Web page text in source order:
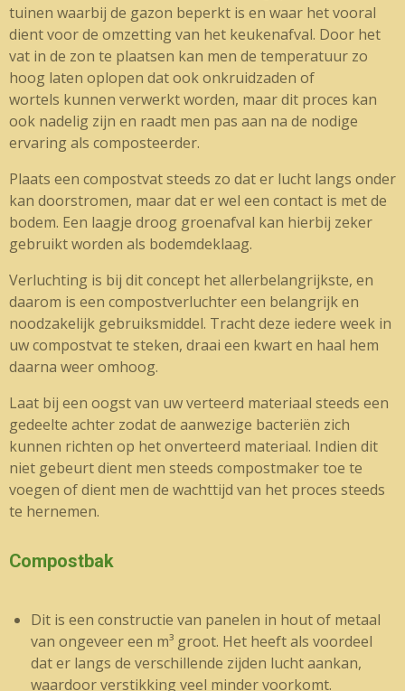
tuinen waarbij de gazon beperkt is en waar het vooral
dient voor de omzetting van het keukenafval. Door het
vat in de zon te plaatsen kan men de temperatuur zo
hoog laten oplopen dat ook onkruidzaden of
wortels kunnen verwerkt worden, maar dit proces kan
ook nadelig zijn en raadt men pas aan na de nodige
ervaring als composteerder.
Plaats een compostvat steeds zo dat er lucht langs onder
kan doorstromen, maar dat er wel een contact is met de
bodem. Een laagje droog groenafval kan hierbij zeker
gebruikt worden als bodemdeklaag.
Verluchting is bij dit concept het allerbelangrijkste, en
daarom is een compostverluchter een belangrijk en
noodzakelijk gebruiksmiddel. Tracht deze iedere week in
uw compostvat te steken, draai een kwart en haal hem
daarna weer omhoog.
Laat bij een oogst van uw verteerd materiaal steeds een
gedeelte achter zodat de aanwezige bacteriën zich
kunnen richten op het onverteerd materiaal. Indien dit
niet gebeurt dient men steeds compostmaker toe te
voegen of dient men de wachttijd van het proces steeds
te hernemen.
Compostbak
Dit is een constructie van panelen in hout of metaal
van ongeveer een m³ groot. Het heeft als voordeel
dat er langs de verschillende zijden lucht aankan,
waardoor verstikking veel minder voorkomt.